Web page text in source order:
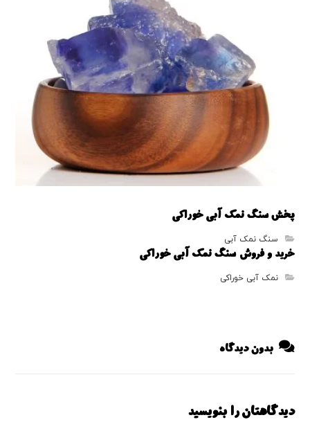
پخش سنگ نمک آبی خوراکی
سنگ نمک آبی
خرید و فروش سنگ نمک آبی خوراکی
نمک آبی خوراکی
بدون دیدگاه
دیدگاهتان را بنویسید